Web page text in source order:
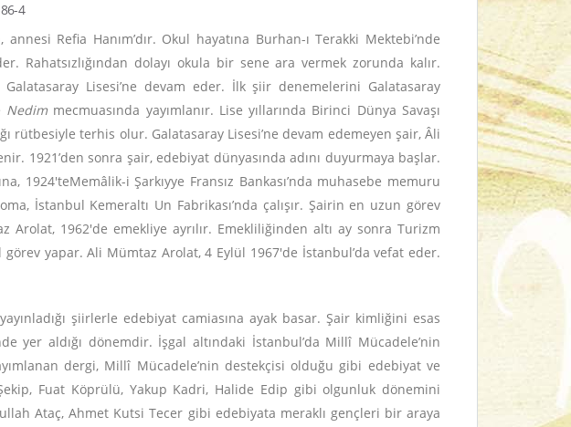
4
Refia Hanım’dır. Okul hayatına Burhan-ı Terakki Mektebi’nde
Rahatsızlığından dolayı okula bir sene ara vermek zorunda kalır.
Lisesi’ne devam eder. İlk şiir denemelerini Galatasaray
Nedimmecmuasında yayımlanır. Lise yıllarında Birinci Dünya Savaşı
rütbesiyle terhis olur. Galatasaray Lisesi’ne devam edemeyen şair, Âli
1921’den sonra şair, edebiyat dünyasında adını duyurmaya başlar.
1924'teMemâlik-i Şarkıyye Fransız Bankası’nda muhasebe memuru
İstanbul Kemeraltı Un Fabrikası’nda çalışır. Şairin en uzun görev
Arolat, 1962'de emekliye ayrılır. Emekliliğinden altı ay sonra Turizm
yapar. Ali Mümtaz Arolat, 4 Eylül 1967'de İstanbul’da vefat eder.
şiirlerle edebiyat camiasına ayak basar. Şair kimliğini esas
aldığı dönemdir. İşgal altındaki İstanbul’da Millî Mücadele’nin
dergi, Millî Mücadele’nin destekçisi olduğu gibi edebiyat ve
Fuat Köprülü, Yakup Kadri, Halide Edip gibi olgunluk dönemini
Ataç, Ahmet Kutsi Tecer gibi edebiyata meraklı gençleri bir araya